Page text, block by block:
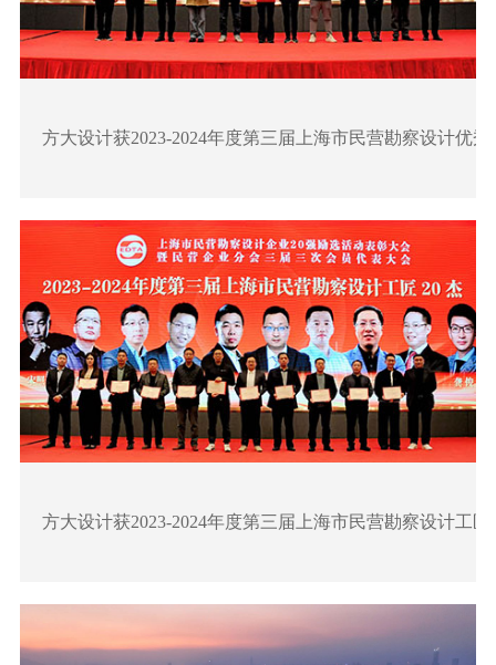
方大设计获2023-2024年度第三届上海市民营勘察设计优秀
方大设计获2023-2024年度第三届上海市民营勘察设计工匠